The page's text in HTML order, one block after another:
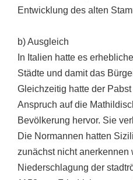
Entwicklung des alten
b) Ausgleich
In Italien hatte es
Städte und damit das
Gleichzeitig hatte der
Anspruch auf die
Bevölkerung hervor. Sie
Die Normannen hatten
zunächst nicht anerkennen
Niederschlagung der